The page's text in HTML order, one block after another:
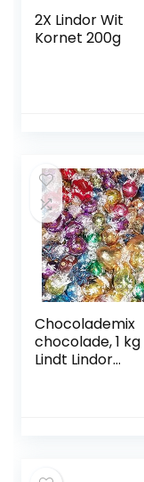
2X Lindor Wit
Kornet 200g
Chocolademix
chocolade, 1 kg
Lindt Lindor